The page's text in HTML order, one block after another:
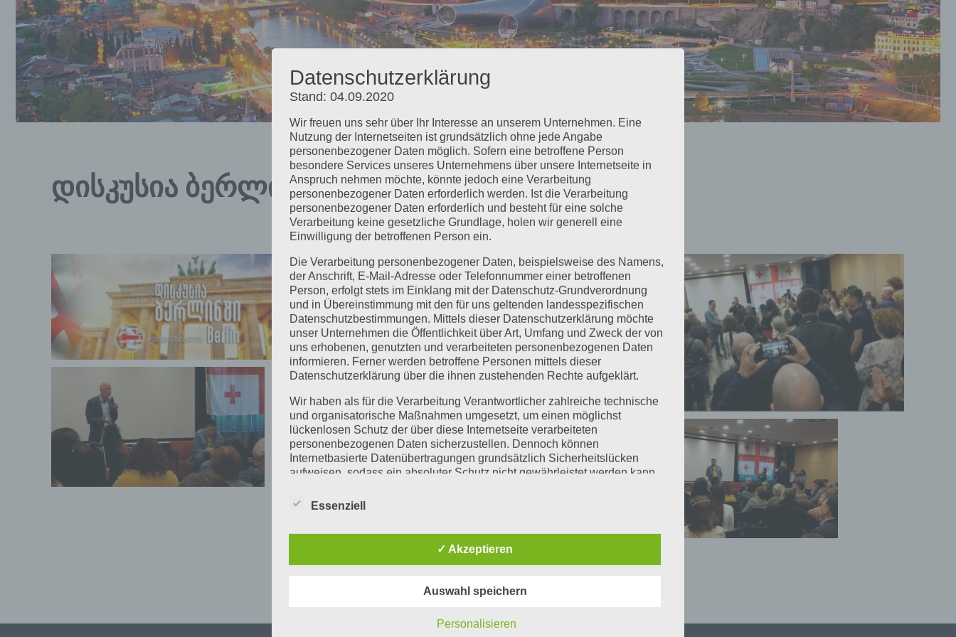
დისკუსია ბერლინში ფოტოგალერია
Datenschutzerklärung
Stand: 04.09.2020
Wir freuen uns sehr über Ihr Interesse an unserem Unternehmen. Eine
Nutzung der Internetseiten ist grundsätzlich ohne jede Angabe
personenbezogener Daten möglich. Sofern eine betroffene Person
besondere Services unseres Unternehmens über unsere Internetseite in
Anspruch nehmen möchte, könnte jedoch eine Verarbeitung
personenbezogener Daten erforderlich werden. Ist die Verarbeitung
personenbezogener Daten erforderlich und besteht für eine solche
Verarbeitung keine gesetzliche Grundlage, holen wir generell eine
Einwilligung der betroffenen Person ein.
Die Verarbeitung personenbezogener Daten, beispielsweise des Namens,
der Anschrift, E-Mail-Adresse oder Telefonnummer einer betroffenen
Person, erfolgt stets im Einklang mit der Datenschutz-Grundverordnung
und in Übereinstimmung mit den für uns geltenden landesspezifischen
Datenschutzbestimmungen. Mittels dieser Datenschutzerklärung möchte
unser Unternehmen die Öffentlichkeit über Art, Umfang und Zweck der von
uns erhobenen, genutzten und verarbeiteten personenbezogenen Daten
informieren. Ferner werden betroffene Personen mittels dieser
Datenschutzerklärung über die ihnen zustehenden Rechte aufgeklärt.
Wir haben als für die Verarbeitung Verantwortlicher zahlreiche technische
und organisatorische Maßnahmen umgesetzt, um einen möglichst
lückenlosen Schutz der über diese Internetseite verarbeiteten
personenbezogenen Daten sicherzustellen. Dennoch können
Internetbasierte Datenübertragungen grundsätzlich Sicherheitslücken
aufweisen, sodass ein absoluter Schutz nicht gewährleistet werden kann.
personenbezogene Daten auch auf alternativen Wegen, beispielsweise
durch den Europäischen Richtlinien- und Verordnungsgeber beim
wurden. Unsere Datenschutzerklärung soll sowohl für die
Essenziell
✓ Akzeptieren
Auswahl speichern
Personalisieren